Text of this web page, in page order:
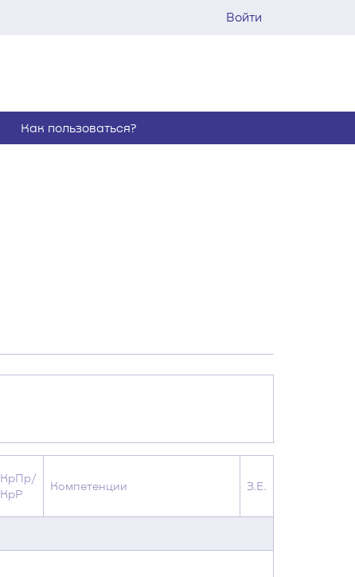
Войти
Как пользоваться?
КрПр/
КрР
Компетенции З.Е.